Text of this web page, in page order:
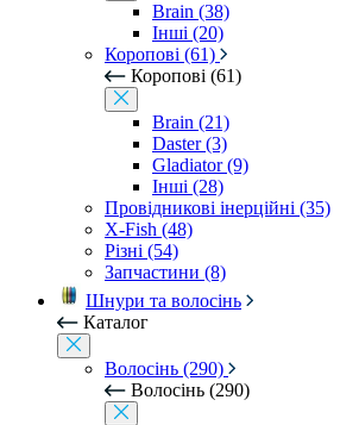
Brain (38)
Інші (20)
Коропові (61)
Коропові (61)
Brain (21)
Daster (3)
Gladiator (9)
Інші (28)
Провідникові інерційні (35)
X-Fish (48)
Різні (54)
Запчастини (8)
Шнури та волосінь
Каталог
Волосінь (290)
Волосінь (290)